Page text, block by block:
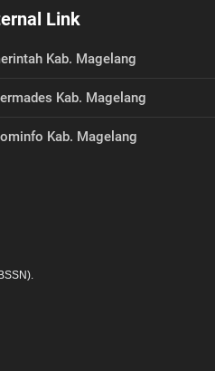
Link
Kab. Magelang
Kab. Magelang
Kab. Magelang